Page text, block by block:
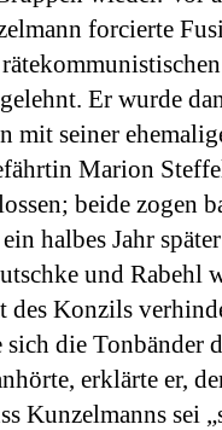
forcierte
Er wurde
mit seiner
Marion
beide zogen
halbes Jahr
und Rabehl
des Konzils
die Tonbänder
erklärte er,
Kunzelmanns sei